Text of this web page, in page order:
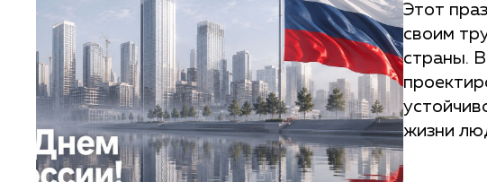
Этот
своим
страны.
жизни